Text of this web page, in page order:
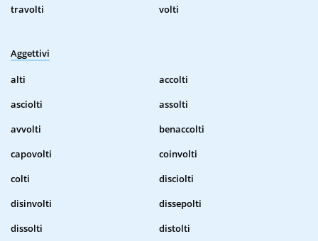
travolti
volti
Aggettivi
alti
accolti
asciolti
assolti
avvolti
benaccolti
capovolti
coinvolti
colti
disciolti
disinvolti
dissepolti
dissolti
distolti